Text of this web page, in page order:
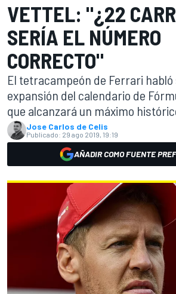
VETTEL: "¿22
SERÍA EL NÚMERO
CORRECTO"
El tetracampeón de Ferrari habló
expansión del calendario de
que alcanzará un máximo
Jose Carlos de Celis
Publicado: 29 ago 2019, 19:19
AÑADIR COMO FUENTE